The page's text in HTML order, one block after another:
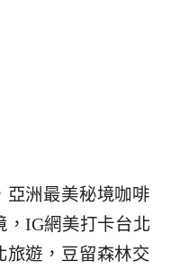
亞洲最美秘境咖啡
，IG網美打卡台北
旅遊，豆留森林交